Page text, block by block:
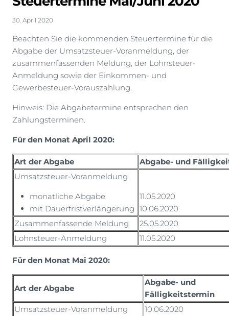
30. April 2020
Beachten Sie die kommenden Steuertermine für die
Abgabe der Umsatzsteuer-Voranmeldung, der
zusammenfassenden Meldung, der Lohnsteuer-
Anmeldung sowie der Einkommen- und
Gewerbesteuer-Vorauszahlung.
Hinweis: Die Abgabetermine entsprechen den
Zahlungsterminen.
Für den Monat April 2020:
Art der Abgabe
Abgabe- und
Umsatzsteuer-Voranmeldung
monatliche Abgabe
mit Dauerfristverlängerung
11.05.2020
10.06.2020
Zusammenfassende Meldung
25.05.2020
Lohnsteuer-Anmeldung
11.05.2020
Für den Monat Mai 2020:
Art der Abgabe
Abgabe- und
Fälligkeitstermin
Umsatzsteuer-Voranmeldung
10.06.2020